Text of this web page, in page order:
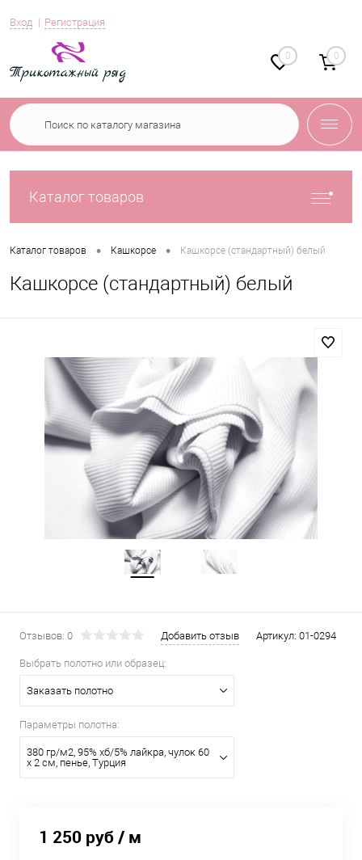
Вход Регистрация
0 0
Каталог товаров
Каталог товаров • Кашкорсе • Кашкорсе (стандартный) белый
Кашкорсе (стандартный) белый
Отзывов: 0 Добавить отзыв Артикул: 01-0294
Выбрать полотно или образец:
Заказать полотно
Параметры полотна:
380 гр/м2, 95% хб/5% лайкра, чулок 60
х 2 см, пенье, Турция
1 250 руб/ м